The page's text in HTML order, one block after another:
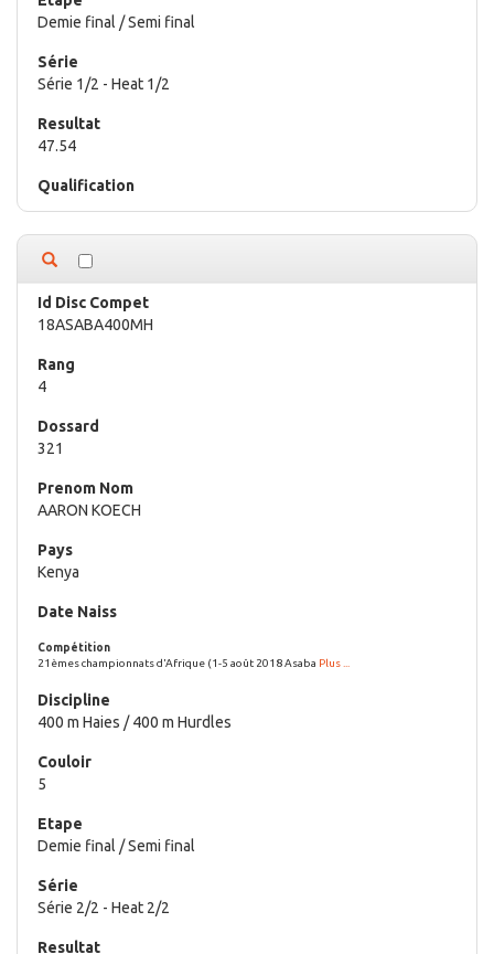
Demie final / Semi final
Série 1/2 - Heat 1/2
47.54
18ASABA400MH
4
321
AARON KOECH
Kenya
21èmes championnats d'Afrique (1-5 août 2018 Asaba Plus ...
400 m Haies / 400 m Hurdles
5
Demie final / Semi final
Série 2/2 - Heat 2/2